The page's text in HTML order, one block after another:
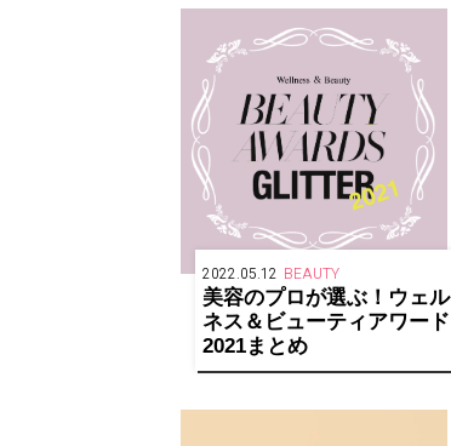
2022.05.12 BEAUTY
美容のプロが選ぶ！ウェル
ネス＆ビューティアワード
2021まとめ